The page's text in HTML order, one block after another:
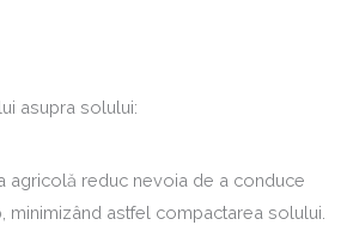
asupra solului:
agricolă reduc nevoia de a conduce
minimizând astfel compactarea solului.